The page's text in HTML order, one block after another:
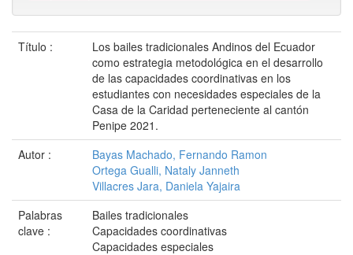
Título :
Los bailes tradicionales Andinos del Ecuador
como estrategia metodológica en el desarrollo
de las capacidades coordinativas en los
estudiantes con necesidades especiales de la
Casa de la Caridad perteneciente al cantón
Penipe 2021.
Autor :
Bayas Machado, Fernando Ramon
Ortega Gualli, Nataly Janneth
Villacres Jara, Daniela Yajaira
Palabras
clave :
Bailes tradicionales
Capacidades coordinativas
Capacidades especiales